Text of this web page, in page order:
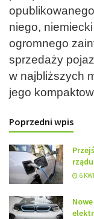
niego,
ogromnego
sprzedaży
w najbliższych
jego
Poprzedni wpis
rządu
6